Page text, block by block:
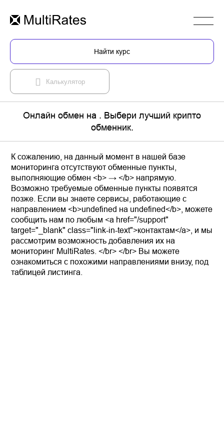
Найти курс
Калькулятор
Онлайн обмен на . Выбери лучший крипто
обменник.
К сожалению, на данный момент в нашей базе
мониторинга отсутствуют обменные пункты,
выполняющие обмен <b> → </b> напрямую.
Возможно требуемые обменные пункты появятся
позже. Если вы знаете сервисы, работающие с
направлением <b>undefined на undefined</b>, можете
сообщить нам по любым <a href="/support"
target="_blank" class="link-in-text">контактам</a>, и мы
рассмотрим возможность добавления их на
мониторинг MultiRates. </br> </br> Вы можете
ознакомиться с похожими направлениями внизу, под
таблицей листинга.